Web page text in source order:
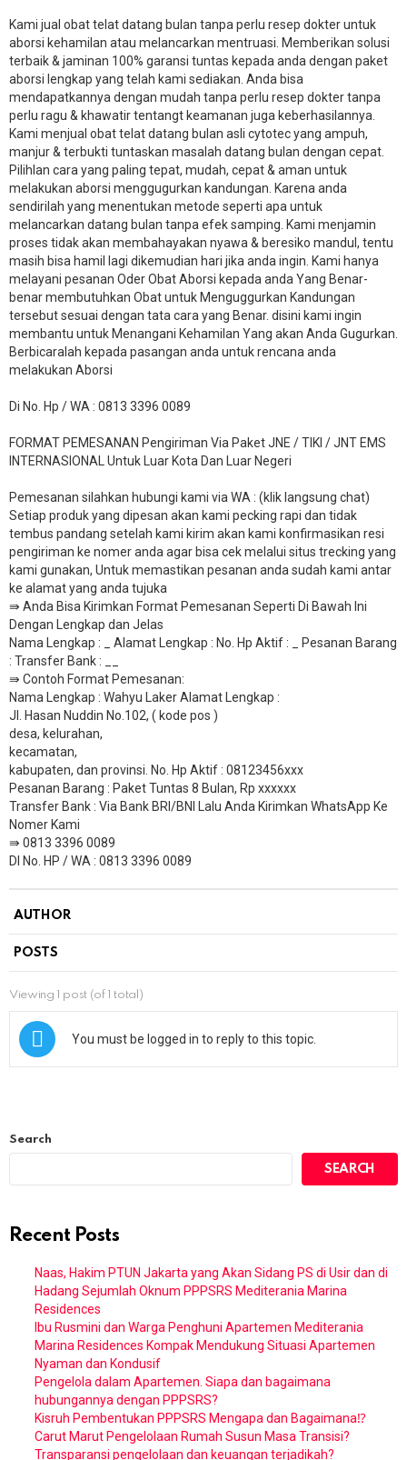
Kami jual obat telat datang bulan tanpa perlu resep dokter untuk
aborsi kehamilan atau melancarkan mentruasi. Memberikan solusi
terbaik & jaminan 100% garansi tuntas kepada anda dengan paket
aborsi lengkap yang telah kami sediakan. Anda bisa
mendapatkannya dengan mudah tanpa perlu resep dokter tanpa
perlu ragu & khawatir tentangt keamanan juga keberhasilannya.
Kami menjual obat telat datang bulan asli cytotec yang ampuh,
manjur & terbukti tuntaskan masalah datang bulan dengan cepat.
Pilihlan cara yang paling tepat, mudah, cepat & aman untuk
melakukan aborsi menggugurkan kandungan. Karena anda
sendirilah yang menentukan metode seperti apa untuk
melancarkan datang bulan tanpa efek samping. Kami menjamin
proses tidak akan membahayakan nyawa & beresiko mandul, tentu
masih bisa hamil lagi dikemudian hari jika anda ingin. Kami hanya
melayani pesanan Oder Obat Aborsi kepada anda Yang Benar-
benar membutuhkan Obat untuk Menguggurkan Kandungan
tersebut sesuai dengan tata cara yang Benar. disini kami ingin
membantu untuk Menangani Kehamilan Yang akan Anda Gugurkan.
Berbicaralah kepada pasangan anda untuk rencana anda
melakukan Aborsi
Di No. Hp / WA : 0813 3396 0089
FORMAT PEMESANAN Pengiriman Via Paket JNE / TIKI / JNT EMS
INTERNASIONAL Untuk Luar Kota Dan Luar Negeri
Pemesanan silahkan hubungi kami via WA : (klik langsung chat)
Setiap produk yang dipesan akan kami pecking rapi dan tidak
tembus pandang setelah kami kirim akan kami konfirmasikan resi
pengiriman ke nomer anda agar bisa cek melalui situs trecking yang
kami gunakan, Untuk memastikan pesanan anda sudah kami antar
ke alamat yang anda tujuka
⇛ Anda Bisa Kirimkan Format Pemesanan Seperti Di Bawah Ini
Dengan Lengkap dan Jelas
Nama Lengkap : _ Alamat Lengkap : No. Hp Aktif : _ Pesanan Barang
: Transfer Bank : __
​⇛ Contoh Format Pemesanan:
Nama Lengkap : Wahyu Laker Alamat Lengkap :
Jl. Hasan Nuddin No.102, ( kode pos )
desa, kelurahan,
kecamatan,
kabupaten, dan provinsi. No. Hp Aktif : 08123456xxx
Pesanan Barang : Paket Tuntas 8 Bulan, Rp xxxxxx
​Transfer Bank : Via Bank BRI/BNI Lalu Anda Kirimkan WhatsApp Ke
Nomer Kami
⇛ 0813 3396 0089
DI No. HP / WA : 0813 3396 0089
AUTHOR
POSTS
Viewing 1 post (of 1 total)
You must be logged in to reply to this topic.
Search
SEARCH
Recent Posts
Naas, Hakim PTUN Jakarta yang Akan Sidang PS di Usir dan di
Hadang Sejumlah Oknum PPPSRS Mediterania Marina
Residences
Ibu Rusmini dan Warga Penghuni Apartemen Mediterania
Marina Residences Kompak Mendukung Situasi Apartemen
Nyaman dan Kondusif
Pengelola dalam Apartemen. Siapa dan bagaimana
hubungannya dengan PPPSRS?
Kisruh Pembentukan PPPSRS Mengapa dan Bagaimana⁉️
Carut Marut Pengelolaan Rumah Susun Masa Transisi?
Transparansi pengelolaan dan keuangan terjadikah?